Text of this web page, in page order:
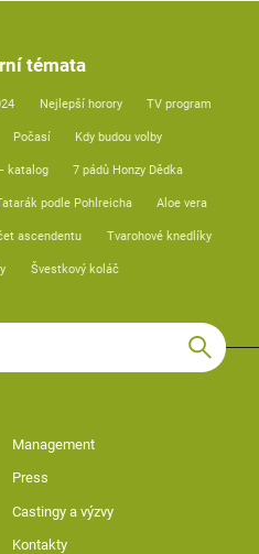
témata
Nejlepší horory TV program
Počasí Kdy budou volby
katalog 7 pádů Honzy Dědka
podle Pohlreicha Aloe vera
ascendentu Tvarohové knedlíky
Švestkový koláč
Management
Press
Castingy a výzvy
Kontakty